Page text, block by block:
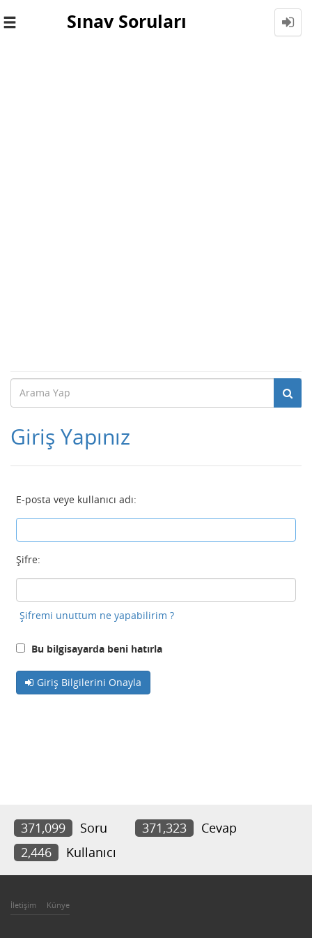
Toggle
Sınav Soruları
Giriş Yapınız
E-posta veye kullanıcı adı:
Şifre:
Şifremi unuttum ne yapabilirim ?
Bu bilgisayarda beni hatırla
Giriş Bilgilerini Onayla
371,099 Soru 371,323
Cevap
2,446
Kullanıcı
İletişim Künye